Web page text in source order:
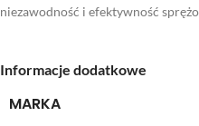
niezawodność i efektywność
Informacje dodatkowe
MARKA